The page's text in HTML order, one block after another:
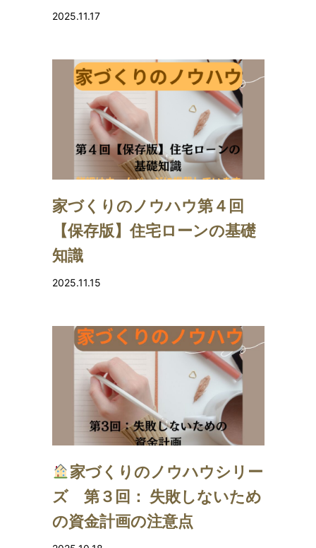
2025.11.17
家づくりのノウハウ第４回
【保存版】住宅ローンの基礎
知識
2025.11.15
家づくりのノウハウシリー
ズ 第３回： 失敗しないため
の資金計画の注意点